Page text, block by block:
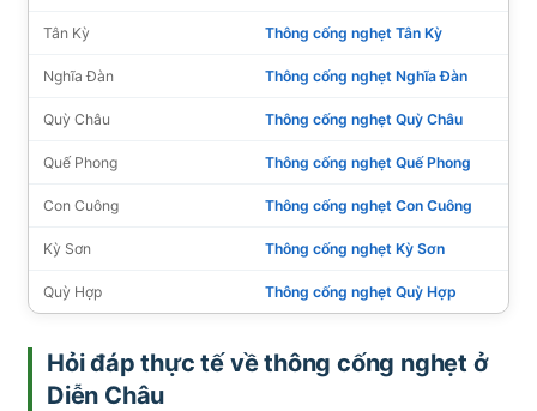
Tân Kỳ Thông cống nghẹt Tân Kỳ
Nghĩa Đàn Thông cống nghẹt Nghĩa Đàn
Quỳ Châu Thông cống nghẹt Quỳ Châu
Quế Phong Thông cống nghẹt Quế Phong
Con Cuông Thông cống nghẹt Con Cuông
Kỳ Sơn Thông cống nghẹt Kỳ Sơn
Quỳ Hợp Thông cống nghẹt Quỳ Hợp
Hỏi đáp thực tế về thông cống nghẹt ở
Diễn Châu